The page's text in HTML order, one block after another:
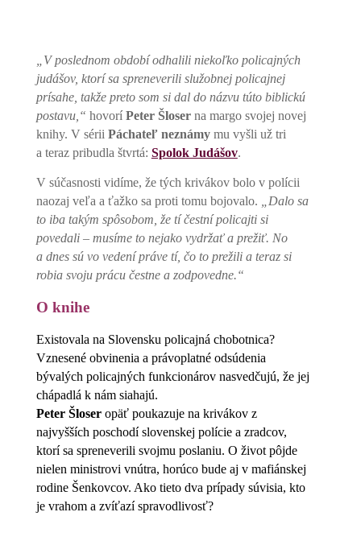
„V poslednom období odhalili niekoľko policajných
judášov, ktorí sa spreneverili služobnej policajnej
prísahe, takže preto som si dal do názvu túto biblickú
postavu,“ hovorí Peter Šloserna margo svojej novej
knihy. V sérii Páchateľ neznámymu vyšli už tri
a teraz pribudla štvrtá: Spolok Judášov.
V súčasnosti vidíme, že tých krivákov bolo v polícii
naozaj veľa a ťažko sa proti tomu bojovalo.
„Dalo sa
to iba takým spôsobom, že tí čestní policajti si
povedali – musíme to nejako vydržať a prežiť. No
a dnes sú vo vedení práve tí, čo to prežili a teraz si
robia svoju prácu čestne a zodpovedne.“
O knihe
Existovala na Slovensku policajná chobotnica?
Vznesené obvinenia a právoplatné odsúdenia
bývalých policajných funkcionárov nasvedčujú, že jej
chápadlá k nám siahajú.
Peter Šloseropäť poukazuje na krivákov z
najvyšších poschodí slovenskej polície a zradcov,
ktorí sa spreneverili svojmu poslaniu. O život pôjde
nielen ministrovi vnútra, horúco bude aj v mafiánskej
rodine Šenkovcov. Ako tieto dva prípady súvisia, kto
je vrahom a zvíťazí spravodlivosť?